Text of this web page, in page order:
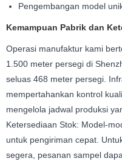
Pengembangan model
Kemampuan Pabrik dan
Operasi manufaktur kami
1.500 meter persegi di
seluas 468 meter persegi.
mempertahankan kontrol
mengelola jadwal produksi
Ketersediaan Stok: Model-
untuk pengiriman cepat.
segera, pesanan sampel